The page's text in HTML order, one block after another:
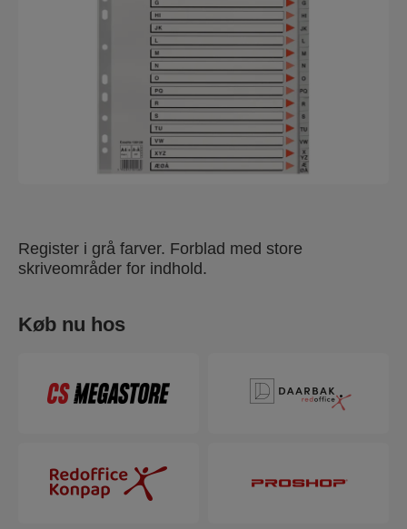
Register i grå farver. Forblad med store
skriveområder for indhold.
Køb nu hos